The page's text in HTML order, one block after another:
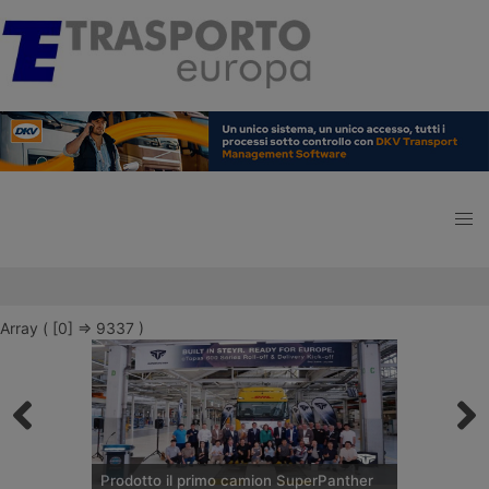
Array ( [0] => 9337 )
Prodotto il primo camion SuperPanther